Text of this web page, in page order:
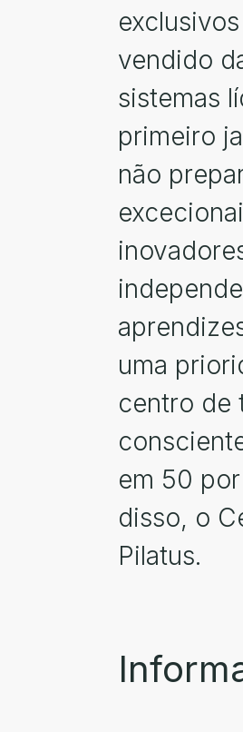
vendido
sistemas
primeiro
não
uma
centro de
em 50
disso, o
Pilatus.